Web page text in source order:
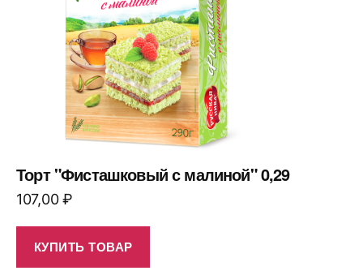
Торт "Фисташковый с малиной" 0,29
107,00₽
КУПИТЬ ТОВАР